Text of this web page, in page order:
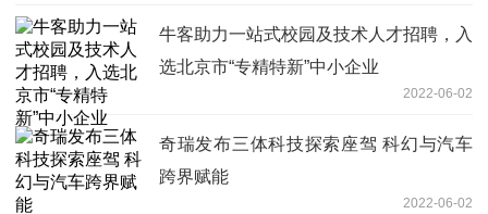
牛客助力一站式校园及技术人才招聘，入
选北京市“专精特新”中小企业
2022-06-02
奇瑞发布三体科技探索座驾 科幻与汽车
跨界赋能
2022-06-02